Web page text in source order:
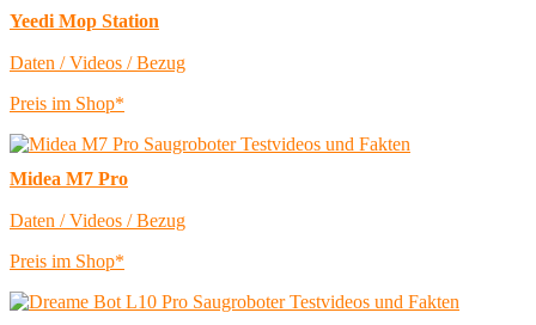
Yeedi Mop Station
Daten / Videos / Bezug
Preis im Shop*
Midea M7 Pro
Daten / Videos / Bezug
Preis im Shop*